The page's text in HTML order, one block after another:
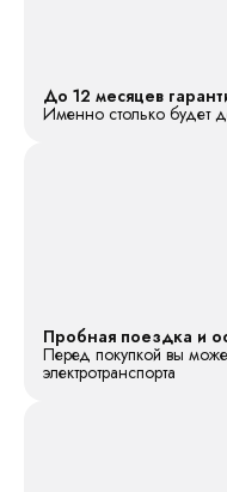
До 12 месяцев
Именно столько будет
Пробная поездка и
Перед покупкой вы
электротранспорта